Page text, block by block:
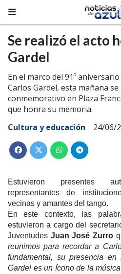
Se realizó el acto
Gardel
En el marco del 91º
Carlos Gardel, esta mañana
conmemorativo en Plaza
que honra su memoria.
Cultura y educación
24/06/
Estuvieron presentes
representantes de
vecinas y amantes del tango.
En este contexto, las
estuvieron a cargo del
Juventudes Juan José Zurro
reunimos para recordar a
fundamental, su presencia en
Gardel es un ícono de la